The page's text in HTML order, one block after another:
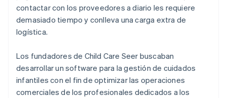
contactar con los proveedores a diario les requiere
demasiado tiempo y conlleva una carga extra de
logística.
Los fundadores de Child Care Seer buscaban
desarrollar un software para la gestión de cuidados
infantiles con el fin de optimizar las operaciones
comerciales de los profesionales dedicados a los